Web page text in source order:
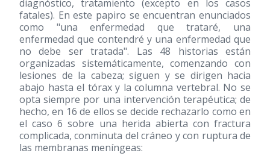
diagnóstico, tratamiento (excepto en los casos
fatales). En este papiro se encuentran enunciados
como "una enfermedad que trataré, una
enfermedad que contendré y una enfermedad que
no debe ser tratada". Las 48 historias están
organizadas sistemáticamente, comenzando con
lesiones de la cabeza; siguen y se dirigen hacia
abajo hasta el tórax y la columna vertebral. No se
opta siempre por una intervención terapéutica; de
hecho, en 16 de ellos se decide rechazarlo como en
el caso 6 sobre una herida abierta con fractura
complicada, conminuta del cráneo y con ruptura de
las membranas meníngeas: